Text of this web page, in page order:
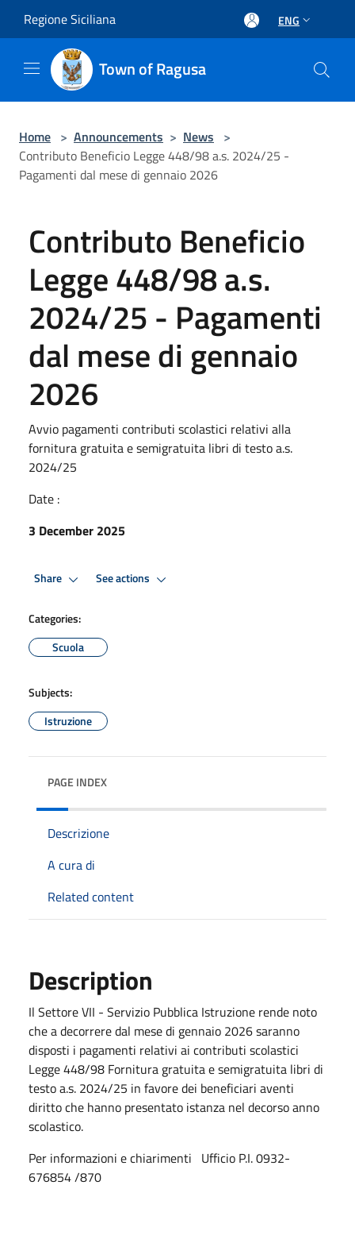
Regione Siciliana ENG
Town of Ragusa
Home > Announcements > News >
Contributo Beneficio Legge 448/98 a.s. 2024/25 -
Pagamenti dal mese di gennaio 2026
Contributo Beneficio
Legge 448/98 a.s.
2024/25 - Pagamenti
dal mese di gennaio
2026
Avvio pagamenti contributi scolastici relativi alla
fornitura gratuita e semigratuita libri di testo a.s.
2024/25
Date :
3 December 2025
Share See actions
Categories:
Scuola
Subjects:
Istruzione
PAGE INDEX
Descrizione
A cura di
Related content
Description
Il Settore VII - Servizio Pubblica Istruzione rende noto
che a decorrere dal mese di gennaio 2026 saranno
disposti i pagamenti relativi ai contributi scolastici
Legge 448/98 Fornitura gratuita e semigratuita libri di
testo a.s. 2024/25 in favore dei beneficiari aventi
diritto che hanno presentato istanza nel decorso anno
scolastico.
Per informazioni e chiarimenti Ufficio P.I. 0932-
676854 /870